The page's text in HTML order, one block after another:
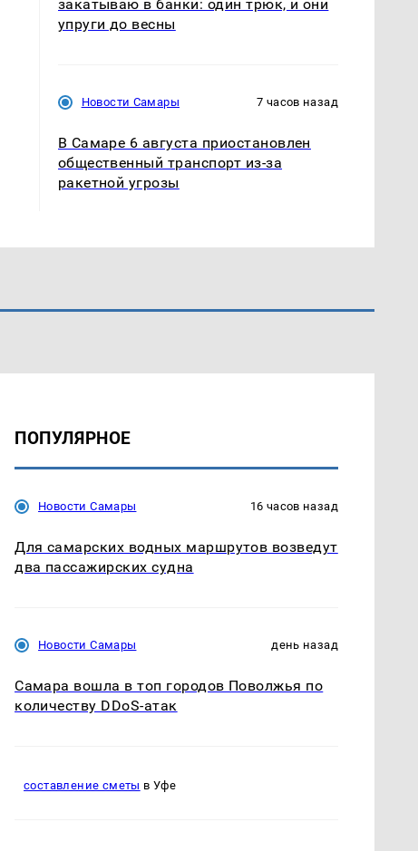
закатываю в банки: один трюк, и они
упруги до весны
Новости Самары 7 часов назад
В Самаре 6 августа приостановлен
общественный транспорт из-за
ракетной угрозы
ПОПУЛЯРНОЕ
Новости Самары 16 часов назад
Для самарских водных маршрутов возведут
два пассажирских судна
Новости Самары день назад
Самара вошла в топ городов Поволжья по
количеству DDoS-атак
составление сметы в Уфе